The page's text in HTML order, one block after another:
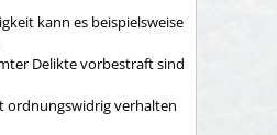
kann es beispielsweise
Delikte vorbestraft sind
ordnungswidrig verhalten